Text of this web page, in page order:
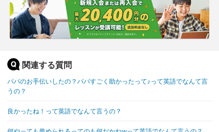
関連する質問
パパのお手伝いしたの？パパすごく助かったって♪って英語でなんて言
うの？
良かったね！って英語でなんて言うの？